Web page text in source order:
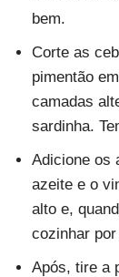
bem.
Corte as
pimentão
camadas
sardinha.
Adicione os
azeite e o
alto e,
cozinhar
Após, tire a